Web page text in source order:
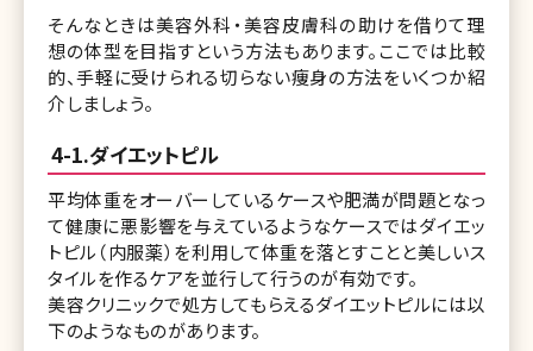
そんなときは美容外科・美容皮膚科の助けを借りて理
想の体型を目指すという方法もあります。ここでは比較
的、手軽に受けられる切らない痩身の方法をいくつか紹
介しましょう。
4-1.ダイエットピル
平均体重をオーバーしているケースや肥満が問題となっ
て健康に悪影響を与えているようなケースではダイエッ
トピル（内服薬）を利用して体重を落とすことと美しいス
タイルを作るケアを並行して行うのが有効です。
美容クリニックで処方してもらえるダイエットピルには以
下のようなものがあります。